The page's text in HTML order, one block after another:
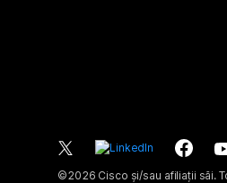
©2026 Cisco și/sau afiliații săi.